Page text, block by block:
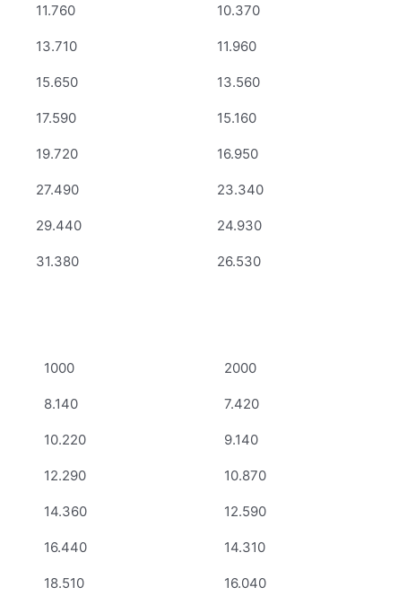
11.760 10.370
13.710 11.960
15.650 13.560
17.590 15.160
19.720 16.950
27.490 23.340
29.440 24.930
31.380 26.530
1000 2000
8.140 7.420
10.220 9.140
12.290 10.870
14.360 12.590
16.440 14.310
18.510 16.040